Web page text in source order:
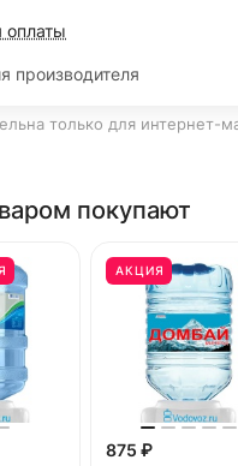
оплаты
производителя
только для интернет-
покупают
АКЦИЯ
875 ₽